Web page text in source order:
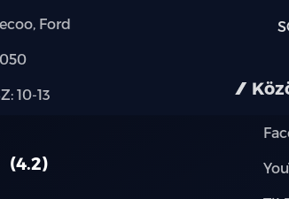
Ford
10-13
4.2